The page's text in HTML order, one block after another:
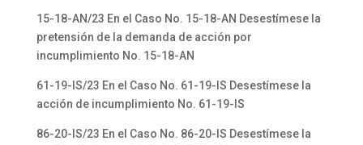
15-18-AN/23 En el Caso No. 15-18-AN Desestímese la
pretensión de la demanda de acción por
incumplimiento No. 15-18-AN
61-19-IS/23 En el Caso No. 61-19-IS Desestímese la
acción de incumplimiento No. 61-19-IS
86-20-IS/23 En el Caso No. 86-20-IS Desestímese la